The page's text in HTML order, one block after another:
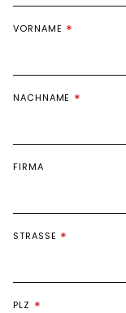
VORNAME
NACHNAME
FIRMA
STRASSE
PLZ